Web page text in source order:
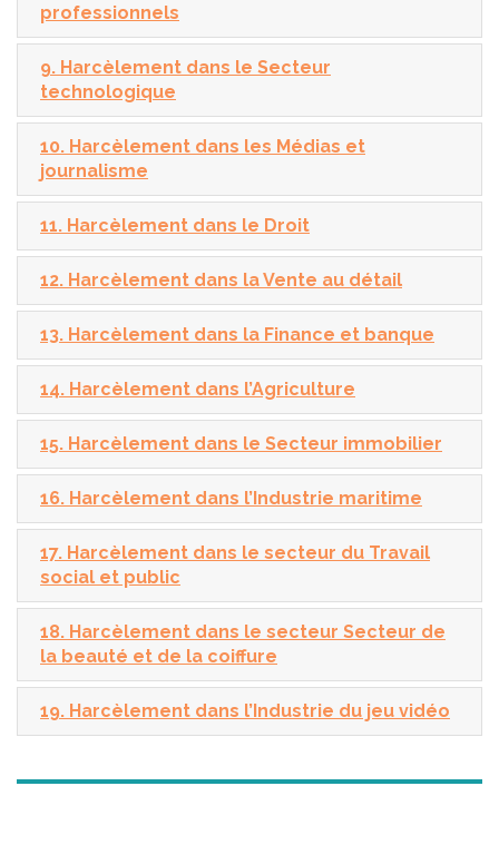
professionnels
9. Harcèlement dans le Secteur
technologique
10. Harcèlement dans les Médias et
journalisme
11. Harcèlement dans le Droit
12. Harcèlement dans la Vente au détail
13. Harcèlement dans la Finance et banque
14. Harcèlement dans l’Agriculture
15. Harcèlement dans le Secteur immobilier
16. Harcèlement dans l’Industrie maritime
17. Harcèlement dans le secteur du Travail
social et public
18. Harcèlement dans le secteur Secteur de
la beauté et de la coiffure
19. Harcèlement dans l’Industrie du jeu vidéo